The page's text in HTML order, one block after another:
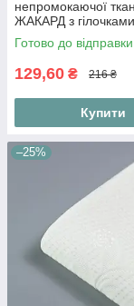
непромокаючої
ЖАКАРД з
трикотажній основі
кольору, розмір
Готово до відправки
129,60 ₴ 216 ₴
Купити
–25%